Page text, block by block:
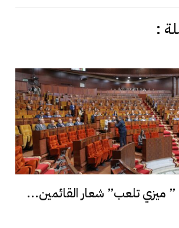
:
ميزي تلعب” شعار القائمين...